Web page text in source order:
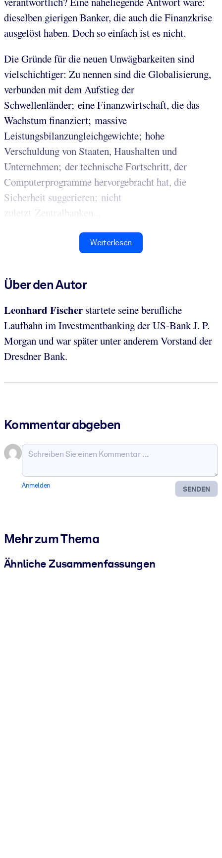
dieselben gierigen Banker, die auch die Finanzkrise
ausgelöst haben. Doch so einfach ist es nicht.
Die Gründe für die neuen Unwägbarkeiten sind
vielschichtiger: Zu nennen sind die Globalisierung,
verbunden mit dem Aufstieg der
Schwellenländer; eine Finanzwirtschaft, die das
Wachstum finanziert; massive
Leistungsbilanzungleichgewichte; hohe
Verschuldung von Staaten, Haushalten und
Unternehmen; der technische Fortschritt, der
Computerprogramme hervorgebracht hat, die
Sicherheit suggerieren; nicht
zuletzt Zentralbanken...
Weiterlesen
Über den Autor
Leonhard Fischer startete seine berufliche
Laufbahn im Investmentbanking der US-Bank J. P.
Morgan und war später unter anderem Vorstand der
Dresdner Bank.
Kommentar abgeben
SENDEN
Anmelden
Mehr zum Thema
Ähnliche Zusammenfassungen